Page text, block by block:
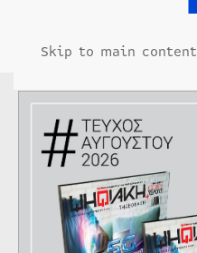
Skip to main content